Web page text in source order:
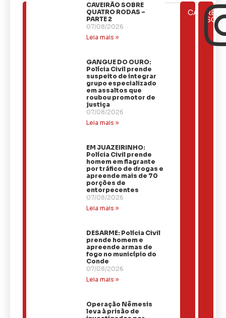
CAVEIRÃO SOBRE
QUATRO RODAS –
PARTE 2
07/08/2026
Leia mais »
GANGUE DO OURO:
Polícia Civil prende
suspeito de integrar
grupo especializado
em assaltos que
roubou promotor de
justiça
07/08/2026
Leia mais »
EM JUAZEIRINHO:
Polícia Civil prende
homem em flagrante
por tráfico de drogas e
apreende mais de 70
porções de
entorpecentes
07/08/2026
Leia mais »
DESARME: Polícia Civil
prende homem e
apreende armas de
fogo no município do
Conde
07/08/2026
Leia mais »
Operação Nêmesis
leva à prisão de